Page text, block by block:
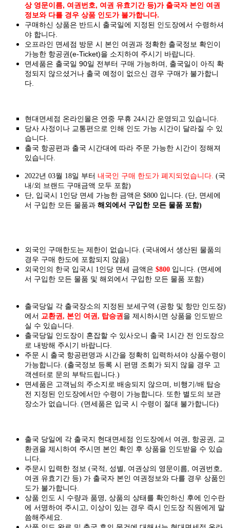
상 영문이름, 여권번호, 여권 유효기간 등)가 출국자 본인 여권
정보와 다를 경우 상품 인도가 불가합니다.
구매하신 상품은 반드시 출국일에 지정된 인도장에서 수령하셔
야 합니다.
오프라인 면세점 방문 시 본인 여권과 정확한 출국정보 확인이
가능한 항공권(e-Ticket)을 소지하여 주시기 바랍니다.
면세품은 출국일 90일 전부터 구매 가능하며, 출국일이 아직 확
정되지 않으셨거나 출국 예정이 없으신 경우 구매가 불가합니
다.
현대면세점 온라인몰은 연중 무휴 24시간 운영되고 있습니다.
당사 사정이나 교통편으로 인해 인도 가능 시간이 달라질 수 있
습니다.
출국 항공편과 출국 시간대에 따라 주문 가능한 시간이 정해져
있습니다.
2022년 03월 18일 부터 내국인 구매 한도가 폐지되었습니다. (국
내/외 브랜드 구매금액 모두 포함)
단, 입국시 1인당 면세 가능한 금액은 $800 입니다. (단, 면세에
서 구입한 모든 물품과 해외에서 구입한 모든 물품 포함)
외국인 구매한도는 제한이 없습니다. (국내에서 생산된 물품의
경우 구매 한도에 포함되지 않음)
외국인의 한국 입국시 1인당 면세 금액은 $800 입니다. (면세에
서 구입한 모든 물품 및 해외에서 구입한 모든 물품 포함)
출국당일 각 출국장소의 지정된 보세구역 (공항 및 항만 인도장)
에서 교환권, 본인 여권, 탑승권 을 제시하시면 상품을 인도 받으
실 수 있습니다.
출국당일 인도장이 혼잡할 수 있사오니 출국 1시간 전 인도장으
로 내방해 주시기 바랍니다.
주문 시 출국 항공편명과 시간을 정확히 입력하셔야 상품수령이
가능합니다. (출국정보 등록 시 편명 조회가 되지 않을 경우 고
객센터로 문의 부탁드립니다.)
면세품은 고객님의 주소지로 배송되지 않으며, 비행기/배 탑승
전 지정된 인도장에서만 수령이 가능합니다. 또한 별도의 보관
장소가 없습니다. (면세품은 입국 시 수령이 절대 불가합니다)
출국 당일에 각 출국지 현대면세점 인도장에서 여권, 항공권, 교
환권을 제시하여 주시면 본인 확인 후 상품을 인도받을 수 있습
니다.
주문시 입력한 정보 (국적, 성별, 여권상의 영문이름, 여권번호,
여권 유효기간 등) 가 출국자 본인 여권정보와 다를 경우 상품인
도가 불가합니다.
상품 인도 시 수량과 품명, 상품의 상태를 확인하신 후에 인수란
에 서명하여 주시고, 이상이 있는 경우 즉시 인도장 직원에게 말
씀해주세요.